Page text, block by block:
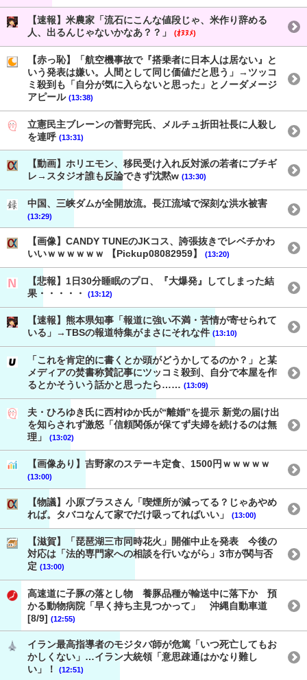
【速報】米農家「流石にこんな値段じゃ、米作り辞める
人、出るんじゃないかなあ？？」
(ｵﾇﾇﾒ)
【赤っ恥】「航空機事故で『搭乗者に日本人は居ない』と
いう発表は嫌い。人間として同じ価値だと思う」→ツッコ
ミ殺到も「自分が気に入らないと思った」とノーダメージ
アピール (13:38)
立憲民主ブレーンの菅野完氏、メルチュ折田社長に人殺し
を連呼 (13:31)
【動画】ホリエモン、移民受け入れ反対派の若者にブチギ
レ→スタジオ誰も反論できず沈黙w (13:30)
中国、三峡ダムが全開放流。長江流域で深刻な洪水被害
(13:29)
【画像】CANDY TUNEのJKコス、誇張抜きでレベチかわ
いいｗｗｗｗｗｗ 【Pickup08082959】
(13:20)
【悲報】1日30分睡眠のプロ、『大爆発』してしまった結
果・・・・・
(13:12)
【速報】熊本県知事「報道に強い不満・苦情が寄せられて
いる」→TBSの報道特集がまさにそれな件 (13:10)
「これを肯定的に書くとか頭がどうかしてるのか？」と某
メディアの焚書称賛記事にツッコミ殺到、自分で本屋を作
るとかそういう話かと思ったら…… (13:09)
夫・ひろゆき氏に西村ゆか氏が“離婚”を提示 新党の届け出
を知らされず激怒「信頼関係が保てず夫婦を続けるのは無
理」
(13:02)
【画像あり】吉野家のステーキ定食、1500円ｗｗｗｗｗ
(13:00)
【物議】小原ブラスさん「喫煙所が減ってる？じゃあやめ
れば。タバコなんて家でだけ吸ってればいい」
(13:00)
【滋賀】「琵琶湖三市同時花火」開催中止を発表 今後の
対応は「法的専門家への相談を行いながら」3市が関与否
定 (13:00)
高速道に子豚の落とし物 養豚品種が輸送中に落下か 預
かる動物病院「早く持ち主見つかって」 沖縄自動車道
[8/9] (12:55)
イラン最高指導者のモジタバ師が危篤「いつ死亡してもお
かしくない」…イラン大統領「意思疎通はかなり難し
い」！
(12:51)